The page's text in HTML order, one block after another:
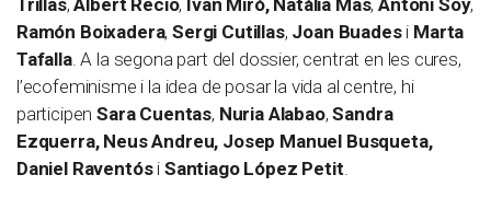
Trillas,Albert Recio, Ivan Miró, Natàlia Mas,Antoni Soy,
Ramón Boixadera,Sergi Cutillas, Joan Buadesi Marta
Tafalla. A la segona part del dossier, centrat en les cures,
l’ecofeminisme i la idea de posar la vida al centre, hi
participenSara Cuentas, Nuria Alabao,Sandra
Ezquerra,Neus Andreu, Josep Manuel Busqueta,
Daniel Raventós i Santiago López Petit.